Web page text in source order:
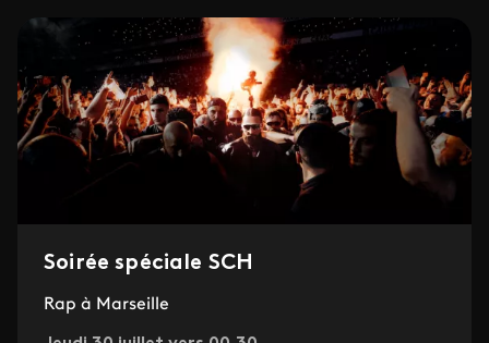
Soirée spéciale SCH
Rap à Marseille